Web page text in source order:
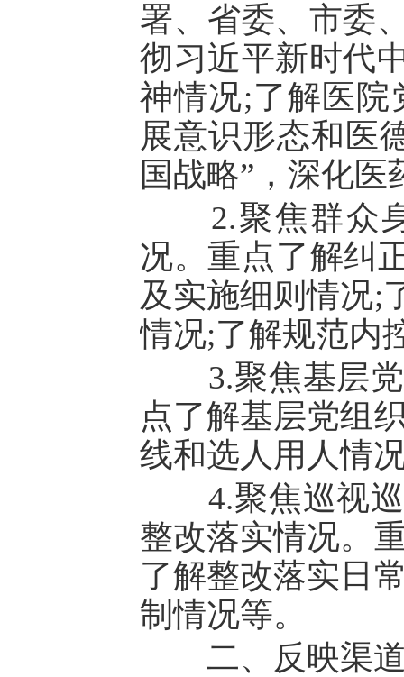
署、省委、市委
彻习近平新时代
神情况;了解医院
展意识形态和医
国战略”，深化
2.聚焦群众身
况。重点了解纠
及实施细则情况;
情况;了解规范内
3.聚焦基层党
点了解基层党组
线和选人用人情
4.聚焦巡视巡
整改落实情况。
了解整改落实日
制情况等。
二、反映渠